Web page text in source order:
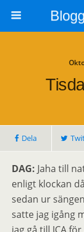
Dela
DAG: Jaha till
enligt klockan
sedan ur
satte jag igång